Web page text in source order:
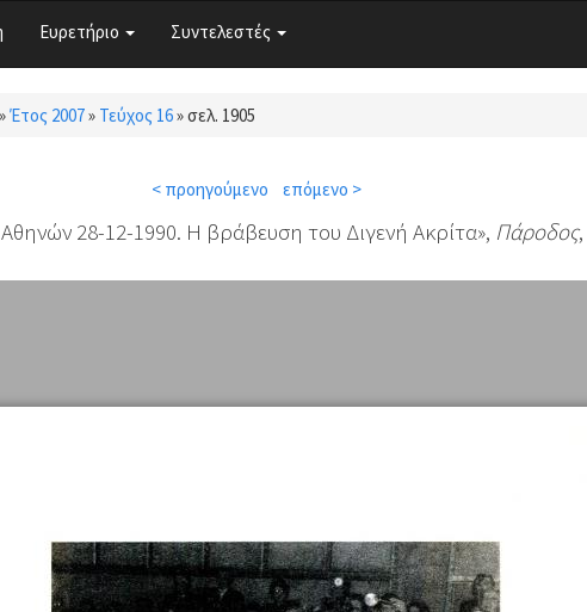
Ευρετήριο Συντελεστές
»Έτος 2007» Τεύχος 16»σελ. 1905
< προηγούμενο επόμενο >
28-12-1990. Η βράβευση του Διγενή Ακρίτα», Πάροδος,